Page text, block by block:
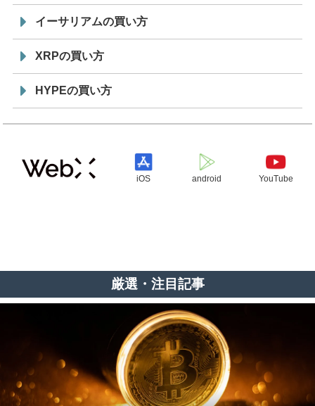
イーサリアムの買い方
XRPの買い方
HYPEの買い方
iOS android YouTube
厳選・注目記事